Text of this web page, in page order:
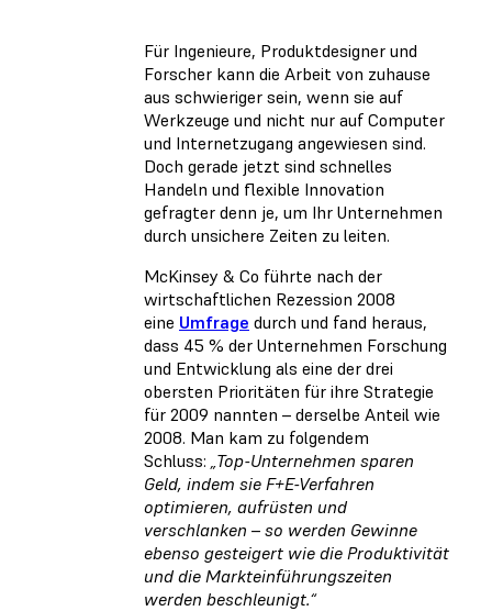
Für Ingenieure, Produktdesigner und
Forscher kann die Arbeit von zuhause
aus schwieriger sein, wenn sie auf
Werkzeuge und nicht nur auf Computer
und Internetzugang angewiesen sind.
Doch gerade jetzt sind schnelles
Handeln und flexible Innovation
gefragter denn je, um Ihr Unternehmen
durch unsichere Zeiten zu leiten.
McKinsey & Co führte nach der
wirtschaftlichen Rezession 2008
eine Umfrage durch und fand heraus,
dass 45 % der Unternehmen Forschung
und Entwicklung als eine der drei
obersten Prioritäten für ihre Strategie
für 2009 nannten – derselbe Anteil wie
2008. Man kam zu folgendem
Schluss: „Top-Unternehmen sparen
Geld, indem sie F+E-Verfahren
optimieren, aufrüsten und
verschlanken – so werden Gewinne
ebenso gesteigert wie die Produktivität
und die Markteinführungszeiten
werden beschleunigt.“